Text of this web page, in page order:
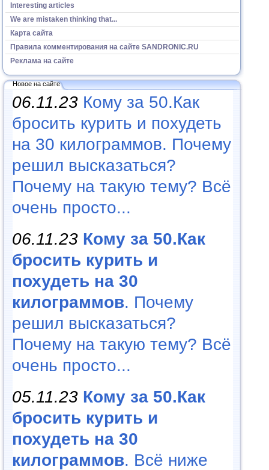
Interesting articles
We are mistaken thinking that...
Карта сайта
Правила комментирования на сайте SANDRONIC.RU
Реклама на сайте
Новое на сайте
06.11.23 Кому за 50.Как
бросить курить и похудеть
на 30 килограммов. Почему
решил высказаться?
Почему на такую тему? Всё
очень просто...
06.11.23 Кому за 50.Как
бросить курить и
похудеть на 30
килограммов. Почему
решил высказаться?
Почему на такую тему? Всё
очень просто...
05.11.23 Кому за 50.Как
бросить курить и
похудеть на 30
килограммов. Всё ниже